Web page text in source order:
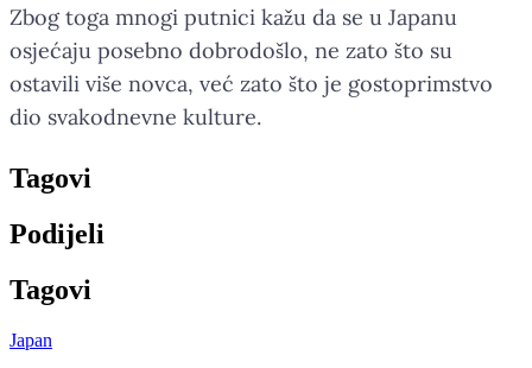
Zbog toga mnogi putnici kažu da se u Japanu
osjećaju posebno dobrodošlo, ne zato što su
ostavili više novca, već zato što je gostoprimstvo
dio svakodnevne kulture.
Tagovi
Podijeli
Tagovi
Japan